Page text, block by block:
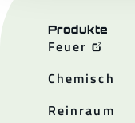
Produkte
Feuer
Chemisch
Reinraum